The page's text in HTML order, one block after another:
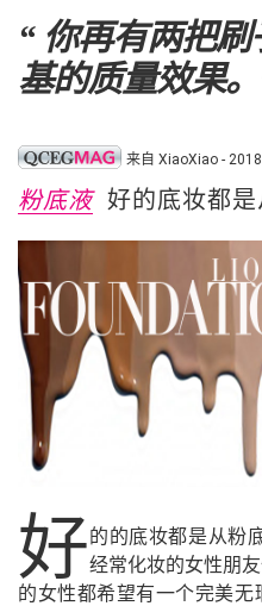
“ 你再有两把
基的质量效果
来自 XiaoXiao -
粉底液好的底妆都是
好的的底妆都是从粉
经常化妆的女性朋
的女性都希望有一个完美